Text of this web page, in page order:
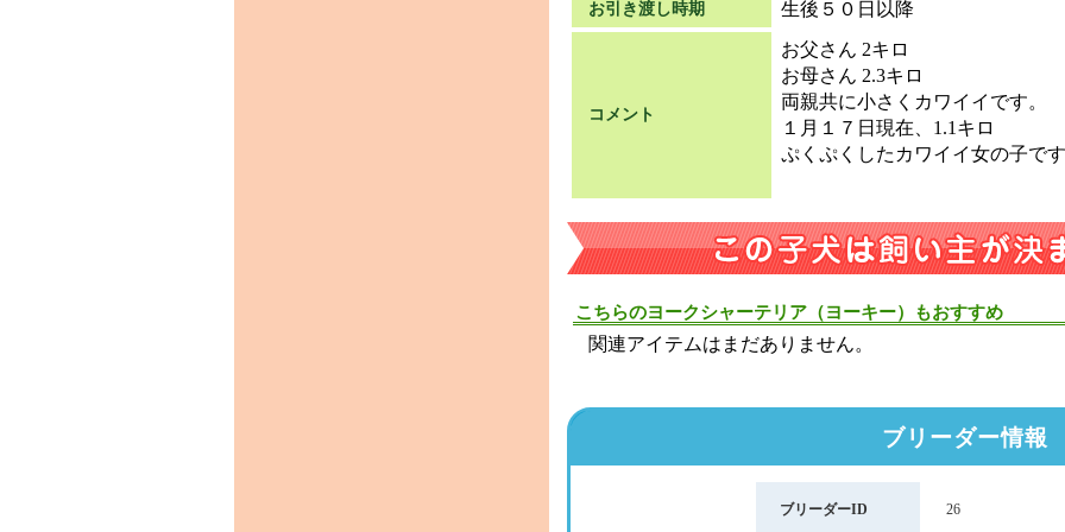
お引き渡し時期 生後５０日以降
コメント
お父さん 2キロ
お母さん 2.3キロ
両親共に小さくカワイイです。
１月１７日現在、1.1キロ
ぷくぷくしたカワイイ女の子で
こちらのヨークシャーテリア（ヨーキー）もおすすめ
関連アイテムはまだありません。
ブリーダー情報
ブリーダーID 26